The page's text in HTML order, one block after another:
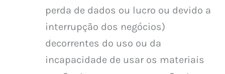
perda de dados ou lucro ou devido a
interrupção dos negócios)
decorrentes do uso ou da
incapacidade de usar os materiais